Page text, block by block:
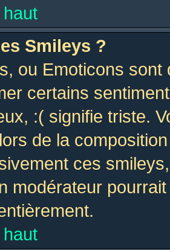
Smileys ?
ou Emoticons
certains
:( signifie triste.
de la
ces
modérateur